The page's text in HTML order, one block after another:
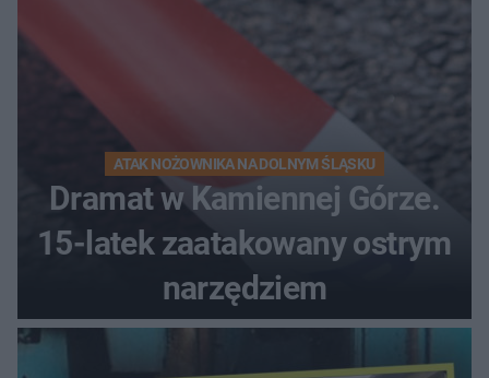
ATAK NOŻOWNIKA NA DOLNYM ŚLĄSKU
Dramat w Kamiennej Górze.
15-latek zaatakowany ostrym
narzędziem